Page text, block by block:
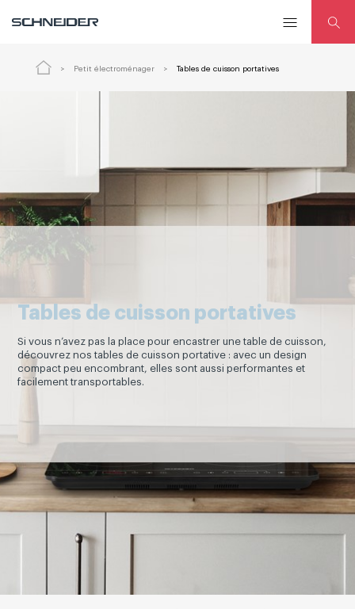
Petit électroménager Tables de cuisson portatives
Tables de cuisson portatives
Si vous n’avez pas la place pour encastrer une table de cuisson,
découvrez nos tables de cuisson portative : avec un design
compact peu encombrant, elles sont aussi performantes et
facilement transportables.